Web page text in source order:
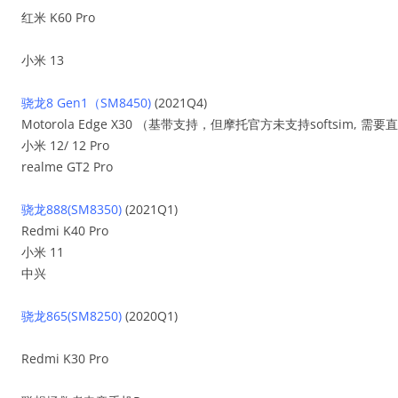
红米 K60 Pro
小米 13
骁龙8 Gen1（SM8450) (2021Q4)
Motorola Edge X30 （基带支持，但摩托官方未支持softsim, 需要直
小米 12/ 12 Pro
realme GT2 Pro
骁龙888(SM8350) (2021Q1)
Redmi K40 Pro
小米 11
中兴
骁龙865(SM8250) (2020Q1)
Redmi K30 Pro